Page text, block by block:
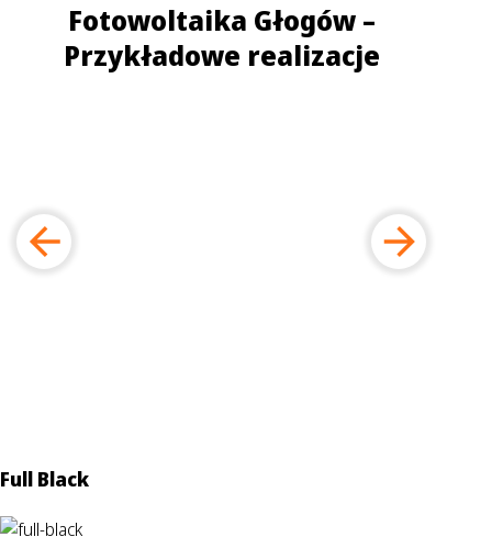
Fotowoltaika Głogów –
Przykładowe realizacje
Full Black